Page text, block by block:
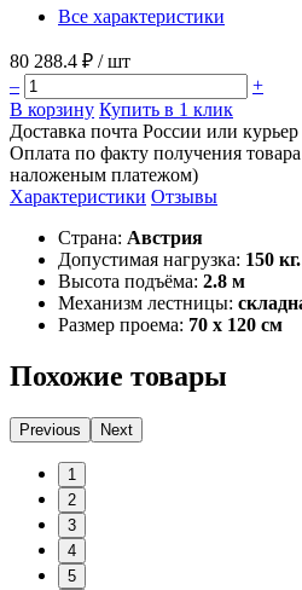
Все характеристики
80 288.4 ₽ / шт
–
+
В корзину Купить в 1 клик
Доставка почта России или
Оплата по факту получения
наложеным платежом)
Характеристики Отзывы
Страна: Австрия
Допустимая нагрузка: 150 кг.
Высота подъёма: 2.8 м
Механизм лестницы:
Размер проема: 70 x 120 cм
Похожие товары
Previous Next
1
2
3
4
5